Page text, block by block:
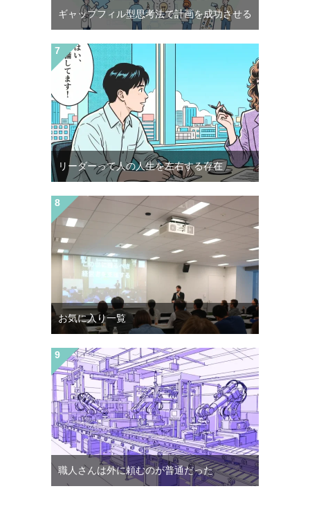
ギャップフィル型思考法で計画を成功させる
リーダーって人の人生を左右する存在
お気に入り一覧
職人さんは外に頼むのが普通だった